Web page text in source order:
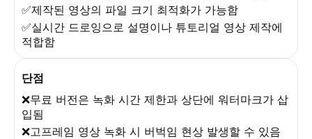
✅제작된 영상의 파일 크기 최적화가 가능함
✅실시간 드로잉으로 설명이나 튜토리얼 영상 제작에
적합함
단점
❌무료 버전은 녹화 시간 제한과 상단에 워터마크가 삽
입됨
❌고프레임 영상 녹화 시 버벅임 현상 발생할 수 있음